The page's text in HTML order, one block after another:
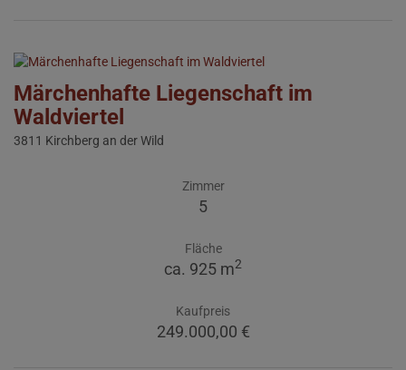
Märchenhafte Liegenschaft im
Waldviertel
3811 Kirchberg an der Wild
Zimmer
5
Fläche
ca. 925 m2
Kaufpreis
249.000,00 €